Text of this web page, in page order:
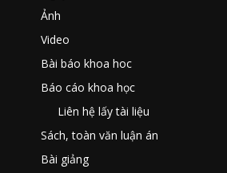
Ảnh
Video
Bài báo khoa hoc
Báo cáo khoa học
Liên hệ lấy tài liệu
Sách, toàn văn luận án
Bài giảng